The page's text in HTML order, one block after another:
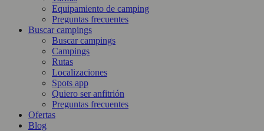
Equipamiento de camping
Preguntas frecuentes
Buscar campings
Buscar campings
Campings
Rutas
Localizaciones
Spots app
Quiero ser anfitrión
Preguntas frecuentes
Ofertas
Blog